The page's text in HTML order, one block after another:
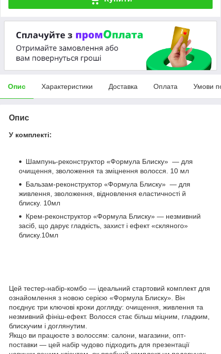
Опис Характеристики Доставка Оплата Умови
Опис
У комплекті:
Шампунь-реконструктор «Формула Блиску» — для
очищення, зволоження та зміцнення волосся. 10 мл
Бальзам-реконструктор «Формула Блиску» — для
живлення, зволоження, відновлення еластичності й
блиску. 10мл
Крем-реконструктор «Формула Блиску» — незмивний
засіб, що дарує гладкість, захист і ефект «скляного»
блиску.10мл
Цей тестер-набір-комбо — ідеальний стартовий комплект для
ознайомлення з новою серією «Формула Блиску». Він
поєднує три ключові кроки догляду: очищення, живлення та
незмивний фініш-ефект. Волосся стає більш міцним, гладким,
блискучим і доглянутим.
Якщо ви працюєте з волоссям: салони, магазини, опт-
поставки — цей набір чудово підходить для презентації